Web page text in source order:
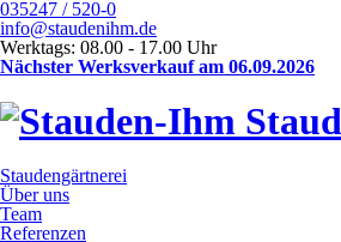
035247 / 520-0
info@staudenihm.de
Werktags: 08.00 - 17.00 Uhr
Nächster Werksverkauf am 06.09.2026
Staudengärtnerei
Über uns
Team
Referenzen